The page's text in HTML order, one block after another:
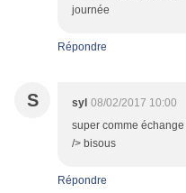
journée
Répondre
S syl 08/02/2017 10:00
super comme
/> bisous
Répondre